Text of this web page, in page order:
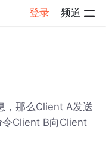
登录 频道
，那么Client A发送
Client B向Client